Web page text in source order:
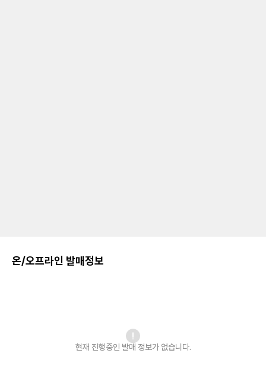
온/오프라인 발매정보
현재 진행중인 발매 정보가 없습니다.